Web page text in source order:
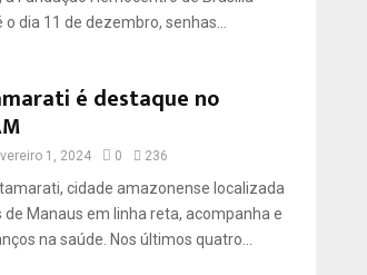
dia 11 de dezembro, senhas...
é destaque no
1, 2024 0 236
cidade amazonense localizada
Manaus em linha reta, acompanha e
na saúde. Nos últimos quatro...